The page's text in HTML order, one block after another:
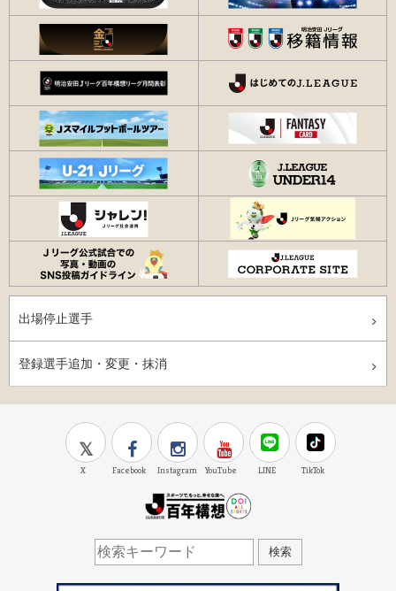
出場停止選手
登録選手追加・変更・抹消
X Facebook Instagram YouTube LINE TikTok
検索